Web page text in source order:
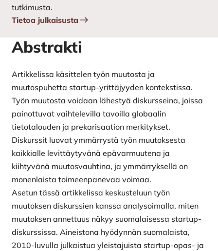
tutkimusta.
Tietoa julkaisusta
Abstrakti
Artikkelissa käsittelen työn muutosta ja
muutospuhetta startup-yrittäjyyden kontekstissa.
Työn muutosta voidaan lähestyä diskursseina, joissa
painottuvat vaihtelevilla tavoilla globaalin
tietotalouden ja prekarisaation merkitykset.
Diskurssit luovat ymmärrystä työn muutoksesta
kaikkialle levittäytyvänä epävarmuutena ja
kiihtyvänä muutosvauhtina, ja ymmärryksellä on
monenlaista toimeenpanevaa voimaa.
Asetun tässä artikkelissa keskusteluun työn
muutoksen diskurssien kanssa analysoimalla, miten
muutoksen annettuus näkyy suomalaisessa startup-
diskurssissa. Aineistona hyödynnän suomalaista,
2010-luvulla julkaistua yleistajuista startup-opas- ja